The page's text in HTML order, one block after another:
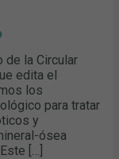
de la Circular
edita el
los
para tratar
y
ósea
[…]